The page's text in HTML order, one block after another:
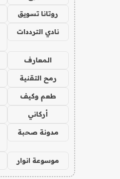
روتانا تسويق
نادي الترددات
المعارف
رمح التقنية
طعم وكيف
أركاني
مدونة صحبة
موسوعة انوار